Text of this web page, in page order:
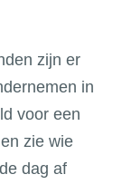
zijn er
in
voor een
zie wie
dag af